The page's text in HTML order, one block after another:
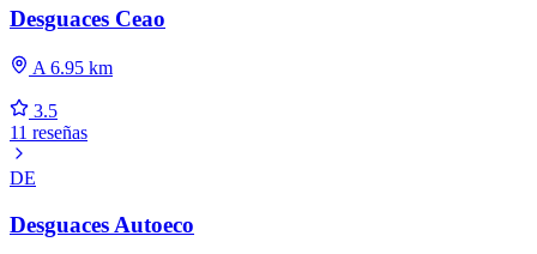
Desguaces Ceao
A 6.95 km
3.5
11 reseñas
DE
Desguaces Autoeco